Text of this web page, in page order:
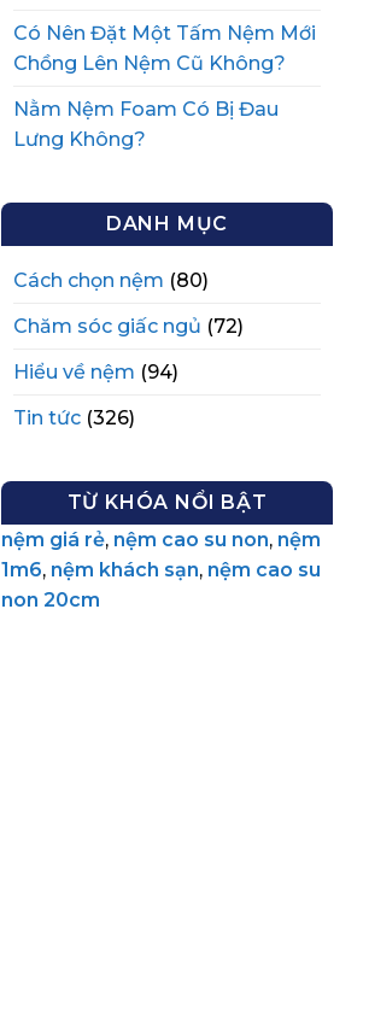
Có Nên Đặt Một Tấm Nệm Mới
Chồng Lên Nệm Cũ Không?
Nằm Nệm Foam Có Bị Đau
Lưng Không?
DANH MỤC
Cách chọn nệm (80)
Chăm sóc giấc ngủ (72)
Hiểu về nệm (94)
Tin tức (326)
TỪ KHÓA NỔI BẬT
nệm giá rẻ, nệm cao su non, nệm
1m6, nệm khách sạn, nệm cao su
non 20cm